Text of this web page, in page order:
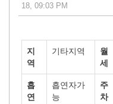
18, 09:03 PM
지
역
기타지역
월
세
흡
연
흡연자가
능
주
차